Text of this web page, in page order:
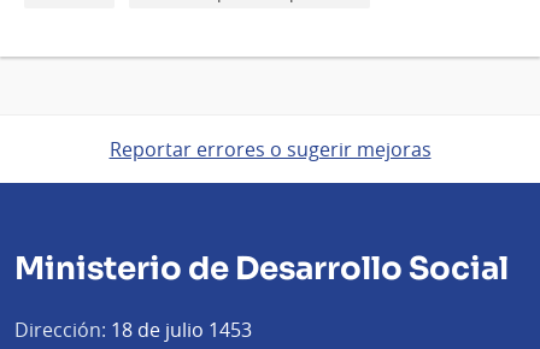
Reportar errores o sugerir mejoras
Ministerio de Desarrollo Social
Dirección: 18 de julio 1453